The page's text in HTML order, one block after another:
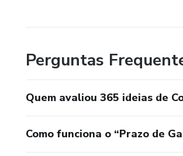
Perguntas
Quem avaliou 365 ideias de
Como funciona o “Prazo de